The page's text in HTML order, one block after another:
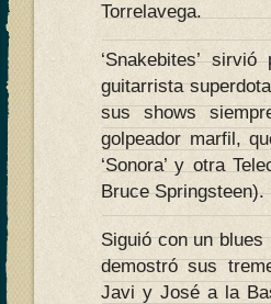
Torrelavega.
‘Snakebites’
guitarrista
sus shows
golpeador marfil,
‘Sonora’ y otra
Bruce Springsteen).
Siguió con un blues
demostró sus
Javi y José a la